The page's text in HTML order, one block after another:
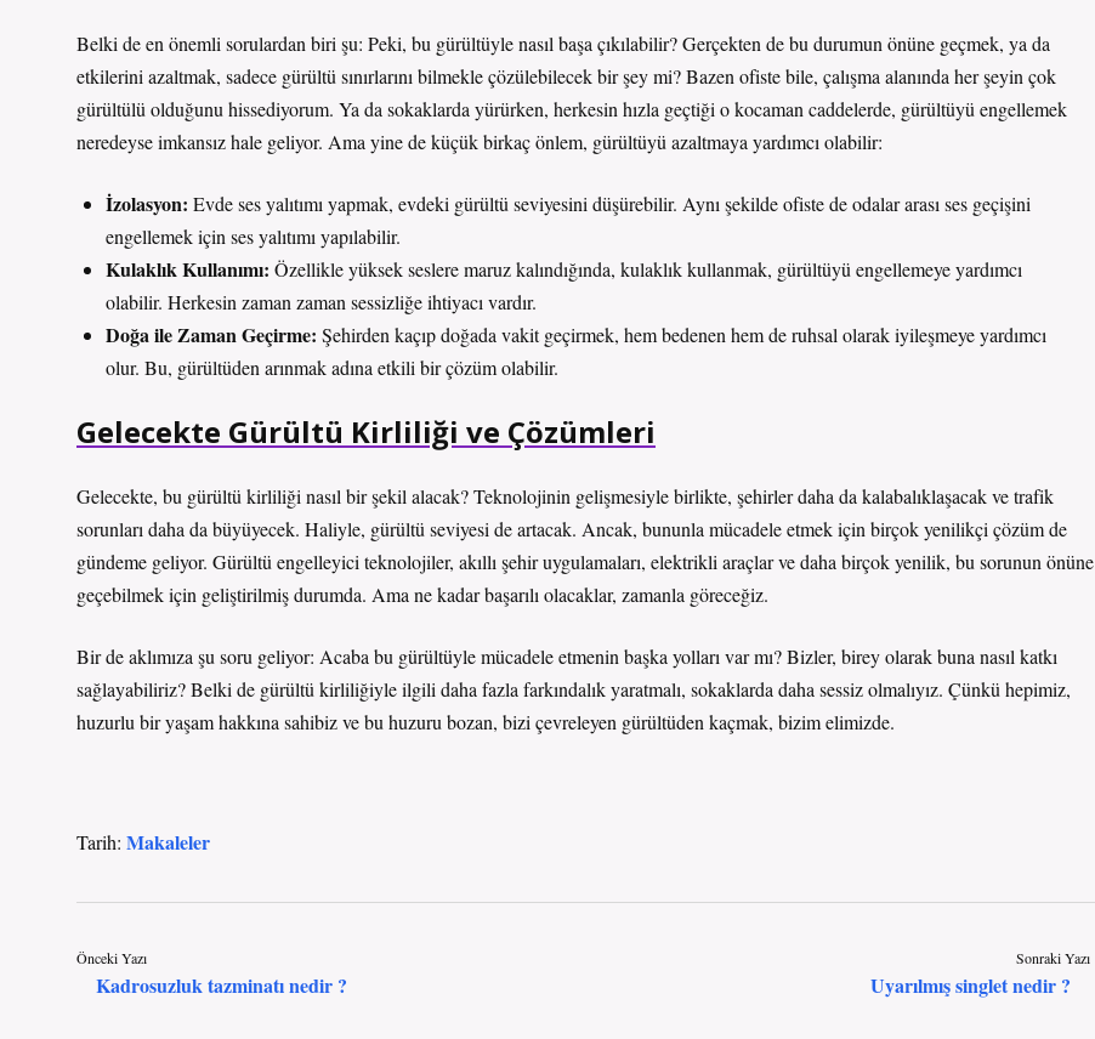
Belki de en önemli sorulardan biri şu: Peki, bu gürültüyle nasıl başa çıkılabilir? Gerçekten de bu durumun önüne geçmek, ya da
etkilerini azaltmak, sadece gürültü sınırlarını bilmekle çözülebilecek bir şey mi? Bazen ofiste bile, çalışma alanında her şeyin çok
gürültülü olduğunu hissediyorum. Ya da sokaklarda yürürken, herkesin hızla geçtiği o kocaman caddelerde, gürültüyü engellemek
neredeyse imkansız hale geliyor. Ama yine de küçük birkaç önlem, gürültüyü azaltmaya yardımcı olabilir:
İzolasyon: Evde ses yalıtımı yapmak, evdeki gürültü seviyesini düşürebilir. Aynı şekilde ofiste de odalar arası ses geçişini
engellemek için ses yalıtımı yapılabilir.
Kulaklık Kullanımı: Özellikle yüksek seslere maruz kalındığında, kulaklık kullanmak, gürültüyü engellemeye yardımcı
olabilir. Herkesin zaman zaman sessizliğe ihtiyacı vardır.
Doğa ile Zaman Geçirme: Şehirden kaçıp doğada vakit geçirmek, hem bedenen hem de ruhsal olarak iyileşmeye yardımcı
olur. Bu, gürültüden arınmak adına etkili bir çözüm olabilir.
Gelecekte Gürültü Kirliliği ve Çözümleri
Gelecekte, bu gürültü kirliliği nasıl bir şekil alacak? Teknolojinin gelişmesiyle birlikte, şehirler daha da kalabalıklaşacak ve trafik
sorunları daha da büyüyecek. Haliyle, gürültü seviyesi de artacak. Ancak, bununla mücadele etmek için birçok yenilikçi çözüm de
gündeme geliyor. Gürültü engelleyici teknolojiler, akıllı şehir uygulamaları, elektrikli araçlar ve daha birçok yenilik, bu sorunun önüne
geçebilmek için geliştirilmiş durumda. Ama ne kadar başarılı olacaklar, zamanla göreceğiz.
Bir de aklımıza şu soru geliyor: Acaba bu gürültüyle mücadele etmenin başka yolları var mı? Bizler, birey olarak buna nasıl katkı
sağlayabiliriz? Belki de gürültü kirliliğiyle ilgili daha fazla farkındalık yaratmalı, sokaklarda daha sessiz olmalıyız. Çünkü hepimiz,
huzurlu bir yaşam hakkına sahibiz ve bu huzuru bozan, bizi çevreleyen gürültüden kaçmak, bizim elimizde.
Tarih: Makaleler
Önceki Yazı
Kadrosuzluk tazminatı nedir ?
Sonraki Yazı
Uyarılmış singlet nedir ?